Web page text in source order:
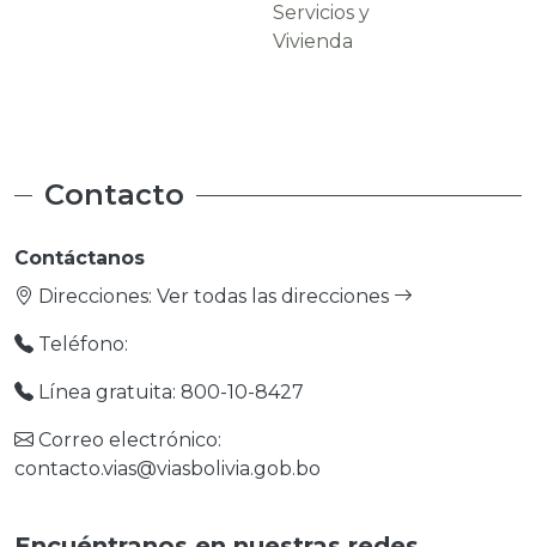
Carreteras
Contacto
Contáctanos
Direcciones: Ver todas las direcciones
Teléfono:
Línea gratuita: 800-10-8427
Correo electrónico:
contacto.vias@viasbolivia.gob.bo